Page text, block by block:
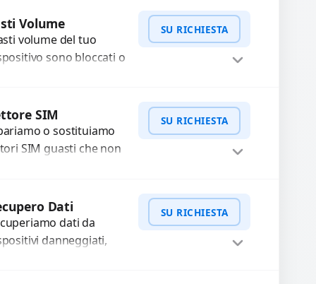
o sostituzione
componenti
WhatsApp
Volume
volume del tuo
sono bloccati o
con
SU RICHIESTA
WhatsApp
SIM
o sostituiamo
SIM guasti che non
ricambi testati
SU RICHIESTA
WhatsApp
Dati
dati da
danneggiati,
SU RICHIESTA